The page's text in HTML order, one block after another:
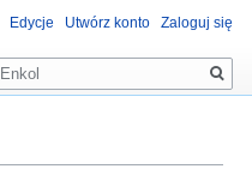
Edycje Utwórz konto Zaloguj się